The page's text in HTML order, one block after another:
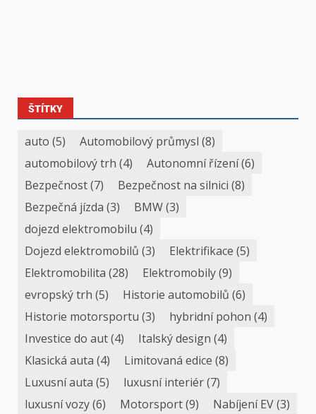
ŠTÍTKY
auto (5) Automobilový průmysl (8)
automobilový trh (4) Autonomní řízení(6)
Bezpečnost(7) Bezpečnost na silnici (8)
Bezpečná jízda (3) BMW(3)
dojezd elektromobilu (4)
Dojezd elektromobilů (3) Elektrifikace (5)
Elektromobilita (28) Elektromobily(9)
evropský trh (5) Historie automobilů (6)
Historie motorsportu (3) hybridní pohon (4)
Investice do aut(4) Italský design (4)
Klasická auta (4) Limitovaná edice (8)
Luxusní auta (5) luxusní interiér(7)
luxusní vozy(6) Motorsport(9) Nabíjení EV(3)